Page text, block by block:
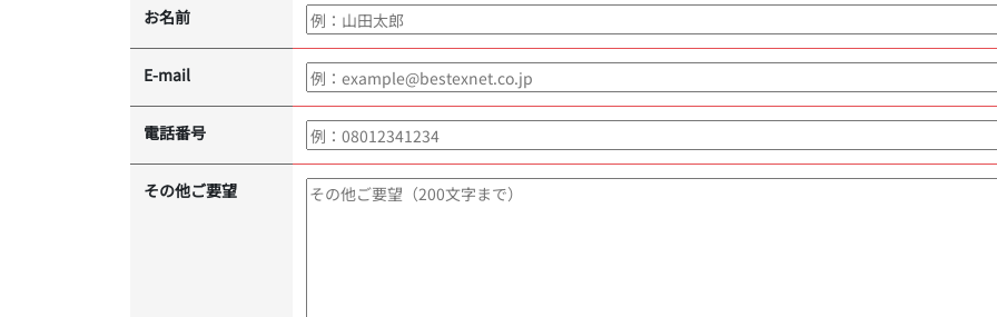
お名前
E-mail
電話番号
その他ご要望